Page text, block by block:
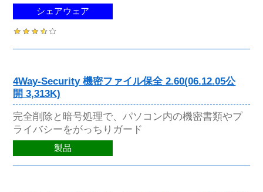
シェアウェア
4Way-Security 機密ファイル保全 2.60(06.12.05公
開 3,313K)
完全削除と暗号処理で、パソコン内の機密書類やプ
ライバシーをがっちりガード
製品